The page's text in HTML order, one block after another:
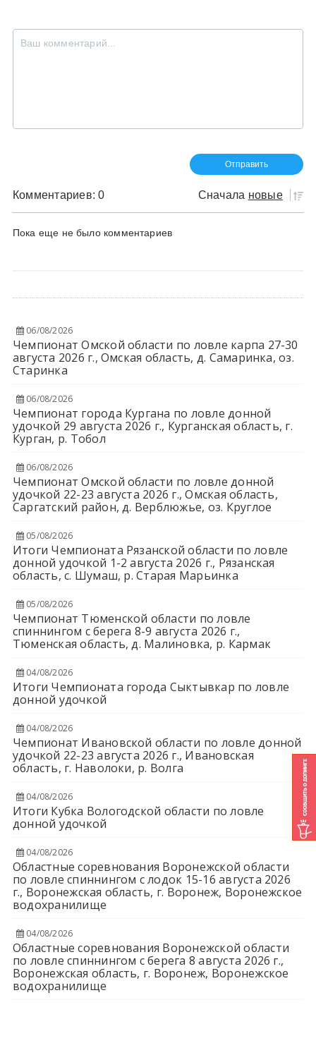
Комментариев: 0 Сначала новые
Пока еще не было комментариев
06/08/2026
Чемпионат Омской области по ловле карпа 27-30
августа 2026 г., Омская область, д. Самаринка, оз.
Старинка
06/08/2026
Чемпионат города Кургана по ловле донной
удочкой 29 августа 2026 г., Курганская область, г.
Курган, р. Тобол
06/08/2026
Чемпионат Омской области по ловле донной
удочкой 22-23 августа 2026 г., Омская область,
Саргатский район, д. Верблюжье, оз. Круглое
05/08/2026
Итоги Чемпионата Рязанской области по ловле
донной удочкой 1-2 августа 2026 г., Рязанская
область, с. Шумаш, р. Старая Марьинка
05/08/2026
Чемпионат Тюменской области по ловле
спиннингом с берега 8-9 августа 2026 г.,
Тюменская область, д. Малиновка, р. Кармак
04/08/2026
Итоги Чемпионата города Сыктывкар по ловле
донной удочкой
04/08/2026
Чемпионат Ивановской области по ловле донной
удочкой 22-23 августа 2026 г., Ивановская
область, г. Наволоки, р. Волга
04/08/2026
Итоги Кубка Вологодской области по ловле
донной удочкой
04/08/2026
Областные соревнования Воронежской области
по ловле спиннингом с лодок 15-16 августа 2026
г., Воронежская область, г. Воронеж, Воронежское
водохранилище
04/08/2026
Областные соревнования Воронежской области
по ловле спиннингом с берега 8 августа 2026 г.,
Воронежская область, г. Воронеж, Воронежское
водохранилище